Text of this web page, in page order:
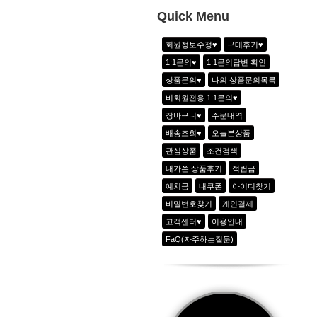
2 골지 V넥 배색 반팔티_2color
3 스티치 패치포인트 라운드 반팔티
4 하이웨이스트8부 조거팬츠_2color
5 더블 플리츠 sk_네온그린(속바지장착)
6 그래피티 힙스터 Tee_2color
Quick Menu
회원정보수정♥ 구매후기♥
1:1문의♥ 1:1문의답변 확인
상품문의♥ 나의 상품문의목록
비회원전용 1:1문의♥
장바구니♥ 주문내역
배송조회♥ 오늘본상품
관심상품 조건검색
내가쓴 상품후기 적립금
예치금 내쿠폰 아이디찾기
비밀번호찾기 개인결제
고객센터♥ 이용안내
FaQ(자주하는질문)